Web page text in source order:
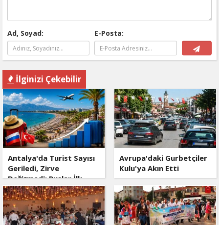
Ad, Soyad: E-Posta:
İlginizi Çekebilir
Antalya'da Turist Sayısı
Geriledi, Zirve
Değişmedi: Ruslar İlk
Sırada, Gurbetçiler İlk
5'te
Avrupa'daki Gurbetçiler
Kulu'ya Akın Etti